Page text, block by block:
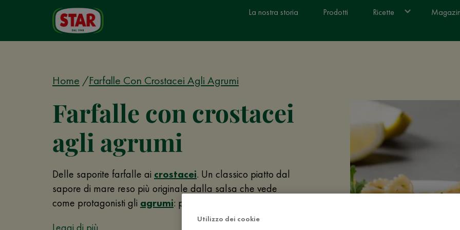
La nostra storia Prodotti Ricette
Home Farfalle Con Crostacei Agli Agrumi
Farfalle con crostacei
agli agrumi
Delle saporite farfalle ai crostacei. Un classico piatto dal
sapore di mare reso più originale dalla salsa che vede
come protagonisti gli agrumi: pompelmo e limone! Scampi,
Utilizzo dei cookie